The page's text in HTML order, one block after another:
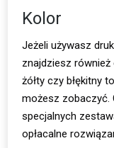
Kolor
Jeżeli używasz
znajdziesz również
żółty czy błękitny
możesz zobaczyć.
specjalnych
opłacalne